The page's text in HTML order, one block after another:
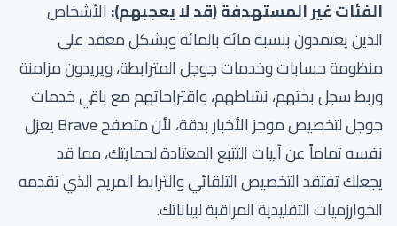
الفئات غير المستهدفة (قد لا يعجبهم): الأشخاص
الذين يعتمدون بنسبة مائة بالمائة وبشكل معقد على
منظومة حسابات وخدمات جوجل المترابطة، ويريدون مزامنة
وربط سجل بحثهم، نشاطهم، واقتراحاتهم مع باقي خدمات
جوجل لتخصيص موجز الأخبار بدقة، لأن متصفح Brave يعزل
نفسه تماماً عن آليات التتبع المعتادة لحمايتك، مما قد
يجعلك تفتقد التخصيص التلقائي والترابط المريح الذي تقدمه
الخوارزميات التقليدية المراقبة لبياناتك.